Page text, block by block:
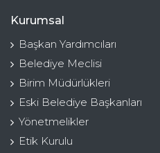
Kurumsal
Başkan Yardımcıları
Belediye Meclisi
Birim Müdürlükleri
Eski Belediye Başkanları
Yönetmelikler
Etik Kurulu